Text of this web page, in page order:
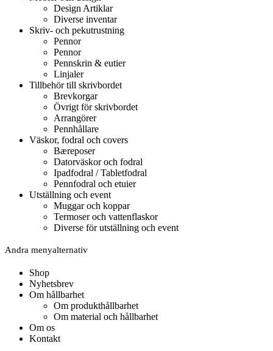
Design Artiklar
Diverse inventar
Skriv- och pekutrustning
Pennor
Pennor
Pennskrin & eutier
Linjaler
Tillbehör till skrivbordet
Brevkorgar
Övrigt för skrivbordet
Arrangörer
Pennhållare
Väskor, fodral och covers
Bæreposer
Datorväskor och fodral
Ipadfodral / Tabletfodral
Pennfodral och etuier
Utställning och event
Muggar och koppar
Termoser och vattenflaskor
Diverse för utställning och event
Andra menyalternativ
Shop
Nyhetsbrev
Om hållbarhet
Om produkthållbarhet
Om material och hållbarhet
Om os
Kontakt